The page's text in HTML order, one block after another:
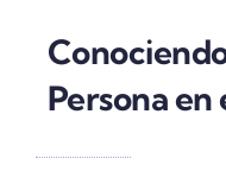
Persona